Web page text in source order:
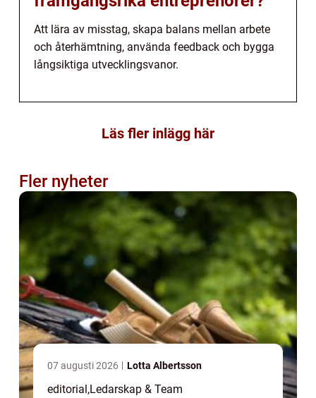
Att lära av misstag, skapa balans mellan arbete
och återhämtning, använda feedback och bygga
långsiktiga utvecklingsvanor.
Läs fler inlägg här
Fler nyheter
07 augusti 2026 Lotta Albertsson
editorial ,Ledarskap & Team